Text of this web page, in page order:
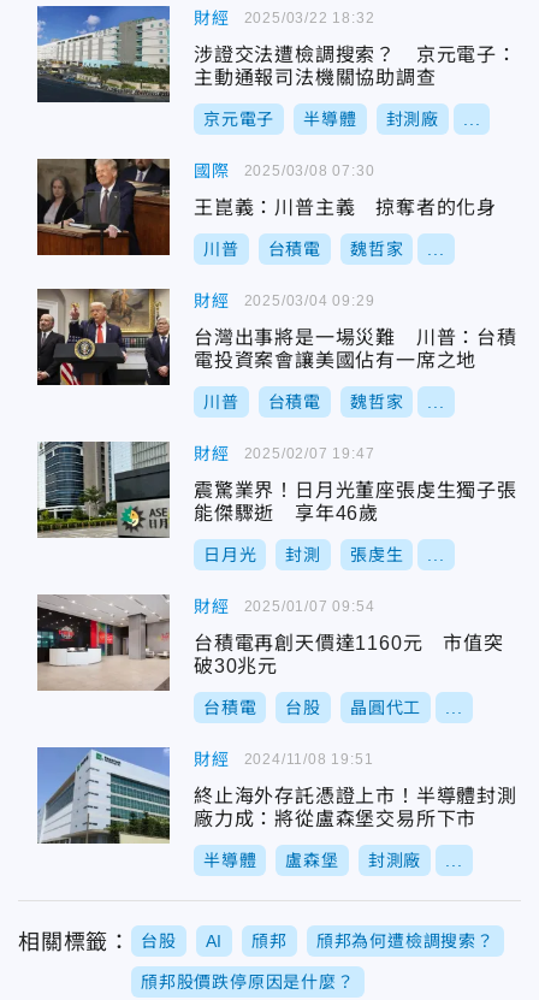
財經
涉證交法遭檢調搜索？ 京元電子：
主動通報司法機關協助調查
京元電子 半導體 封測廠
2025/03/22 18:32
國際
王崑義：川普主義 掠奪者的化身
川普 台積電 魏哲家
2025/03/08 07:30
財經
台灣出事將是一場災難 川普：台積
電投資案會讓美國佔有一席之地
川普 台積電 魏哲家
2025/03/04 09:29
財經
震驚業界！日月光董座張虔生獨子張
能傑驟逝 享年46歲
日月光 封測 張虔生
2025/02/07 19:47
財經
台積電再創天價達1160元 市值突
破30兆元
台積電 台股 晶圓代工
2025/01/07 09:54
財經
終止海外存託憑證上市！半導體封測
廠力成：將從盧森堡交易所下市
半導體 盧森堡 封測廠
2024/11/08 19:51
相關標籤： 台股 AI 頎邦 頎邦為何遭檢調搜索？
頎邦股價跌停原因是什麼？